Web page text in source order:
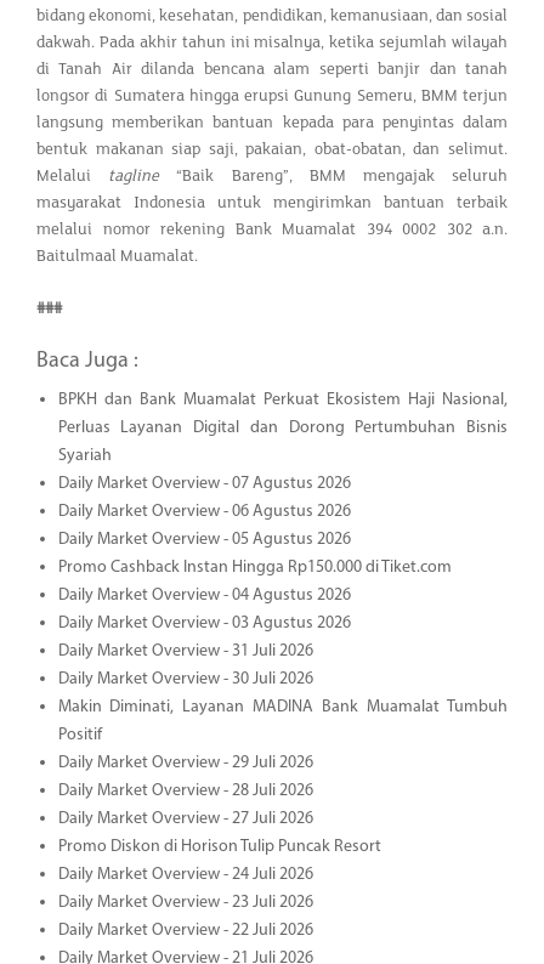
bidang ekonomi, kesehatan, pendidikan, kemanusiaan, dan sosial
dakwah. Pada akhir tahun ini misalnya, ketika sejumlah wilayah
di Tanah Air dilanda bencana alam seperti banjir dan tanah
longsor di Sumatera hingga erupsi Gunung Semeru, BMM terjun
langsung memberikan bantuan kepada para penyintas dalam
bentuk makanan siap saji, pakaian, obat-obatan, dan selimut.
Melalui tagline“Baik Bareng”, BMM mengajak seluruh
masyarakat Indonesia untuk mengirimkan bantuan terbaik
melalui nomor rekening Bank Muamalat 394 0002 302 a.n.
Baitulmaal Muamalat.
###
Baca Juga :
BPKH dan Bank Muamalat Perkuat Ekosistem Haji Nasional,
Perluas Layanan Digital dan Dorong Pertumbuhan Bisnis
Syariah
Daily Market Overview - 07 Agustus 2026
Daily Market Overview - 06 Agustus 2026
Daily Market Overview - 05 Agustus 2026
Promo Cashback Instan Hingga Rp150.000 di Tiket.com
Daily Market Overview - 04 Agustus 2026
Daily Market Overview - 03 Agustus 2026
Daily Market Overview - 31 Juli 2026
Daily Market Overview - 30 Juli 2026
Makin Diminati, Layanan MADINA Bank Muamalat Tumbuh
Positif
Daily Market Overview - 29 Juli 2026
Daily Market Overview - 28 Juli 2026
Daily Market Overview - 27 Juli 2026
Promo Diskon di Horison Tulip Puncak Resort
Daily Market Overview - 24 Juli 2026
Daily Market Overview - 23 Juli 2026
Daily Market Overview - 22 Juli 2026
Daily Market Overview - 21 Juli 2026